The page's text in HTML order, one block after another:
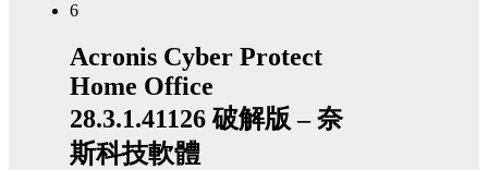
6
Acronis Cyber Protect
Home Office
28.3.1.41126 破解版 – 奈
斯科技軟體